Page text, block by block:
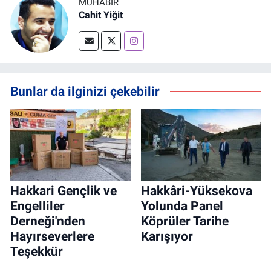
MUHABİR
Cahit Yiğit
Bunlar da ilginizi çekebilir
Hakkari Gençlik ve
Engelliler
Derneği'nden
Hayırseverlere
Teşekkür
Hakkâri-Yüksekova
Yolunda Panel
Köprüler Tarihe
Karışıyor